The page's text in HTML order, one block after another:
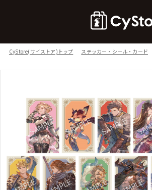
CyStore(サイストア)トップ ステッカー・シール・カード